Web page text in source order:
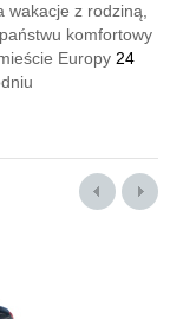
wakacje z rodziną,
komfortowy
Europy 24